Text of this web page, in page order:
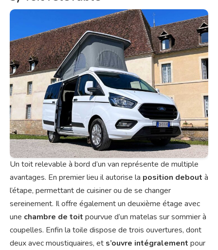
Un toit relevable à bord d’un van représente de multiple
avantages. En premier lieu il autorise la position debout à
l’étape, permettant de cuisiner ou de se changer
sereinement. Il offre également un deuxième étage avec
une chambre de toit pourvue d’un matelas sur sommier à
coupelles. Enfin la toile dispose de trois ouvertures, dont
deux avec moustiquaires, et s’ouvre intégralement pour